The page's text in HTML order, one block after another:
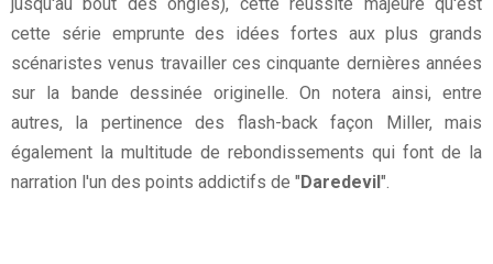
jusqu'au bout des ongles), cette réussite majeure qu'est
cette série emprunte des idées fortes aux plus grands
scénaristes venus travailler ces cinquante dernières années
sur la bande dessinée originelle. On notera ainsi, entre
autres, la pertinence des flash-back façon Miller, mais
également la multitude de rebondissements qui font de la
narration l'un des points addictifs de " Daredevil ".